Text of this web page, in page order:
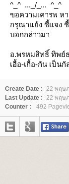
^_^ ..._/_... ^_^
ขอความเคารพ ห
กรุณาแย้ง ชี้แจง
บอกกล่าวมา
อ.พรหมสิทธิ์ ทิพย์
เอื้อ-เกื้อ-กัน เป็
Create Date : 22 พฤษ
Last Update : 22 พฤษ
Counter :
492